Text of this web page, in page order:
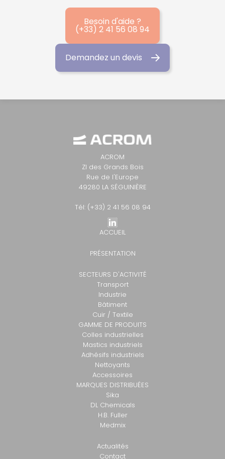
Besoin d'aide ?
(+33) 2 41 56 08 94
Demandez un devis
ACROM
ZI des Grands Bois
Rue de l'Europe
49280 LA SÉGUINIÈRE
Tél: (+33) 2 41 56 08 94
ACCUEIL
PRÉSENTATION
SECTEURS D'ACTIVITÉ
Transport
Industrie
Bâtiment
Cuir / Textile
GAMME DE PRODUITS
Colles industrielles
Mastics industriels
Adhésifs industriels
Nettoyants
Accessoires
MARQUES DISTRIBUÉES
Sika
DL Chemicals
H.B. Fuller
Medmix
Actualités
Contact